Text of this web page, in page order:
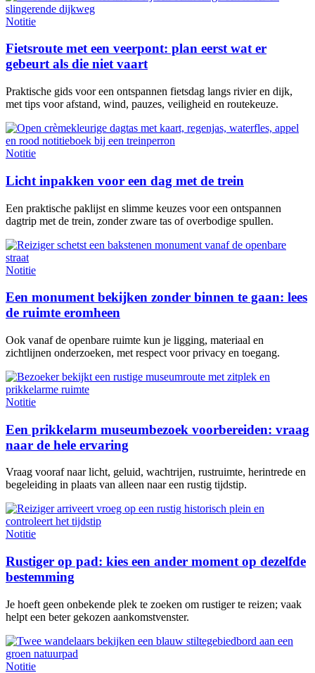
Notitie
Fietsroute met een veerpont: plan eerst wat er
gebeurt als die niet vaart
Praktische gids voor een ontspannen fietsdag langs rivier en dijk,
met tips voor afstand, wind, pauzes, veiligheid en routekeuze.
Notitie
Licht inpakken voor een dag met de trein
Een praktische paklijst en slimme keuzes voor een ontspannen
dagtrip met de trein, zonder zware tas of overbodige spullen.
Notitie
Een monument bekijken zonder binnen te gaan: lees
de ruimte eromheen
Ook vanaf de openbare ruimte kun je ligging, materiaal en
zichtlijnen onderzoeken, met respect voor privacy en toegang.
Notitie
Een prikkelarm museumbezoek voorbereiden: vraag
naar de hele ervaring
Vraag vooraf naar licht, geluid, wachtrijen, rustruimte, herintrede en
begeleiding in plaats van alleen naar een rustig tijdstip.
Notitie
Rustiger op pad: kies een ander moment op dezelfde
bestemming
Je hoeft geen onbekende plek te zoeken om rustiger te reizen; vaak
helpt een beter gekozen aankomstvenster.
Notitie